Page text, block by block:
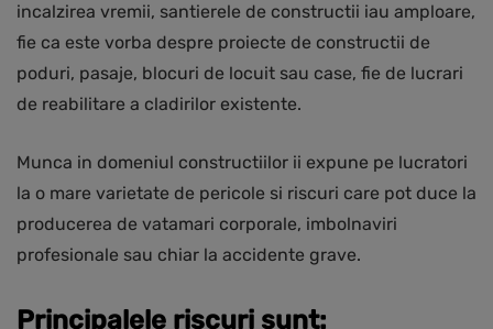
incalzirea vremii, santierele de constructii iau amploare,
fie ca este vorba despre proiecte de constructii de
poduri, pasaje, blocuri de locuit sau case, fie de lucrari
de reabilitare a cladirilor existente.
Munca in domeniul constructiilor ii expune pe lucratori
la o mare varietate de pericole si riscuri care pot duce la
producerea de vatamari corporale, imbolnaviri
profesionale sau chiar la accidente grave.
Principalele riscuri sunt: